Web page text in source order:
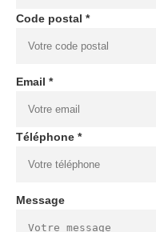
Code postal *
Email *
Téléphone *
Message